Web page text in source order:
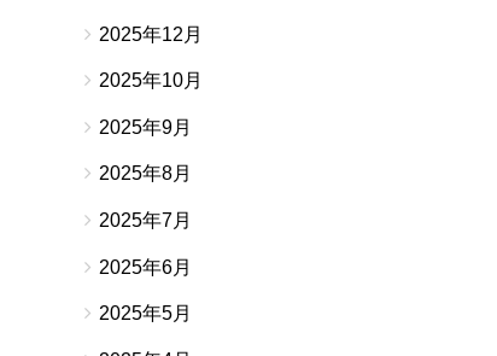
2025年12月
2025年10月
2025年9月
2025年8月
2025年7月
2025年6月
2025年5月